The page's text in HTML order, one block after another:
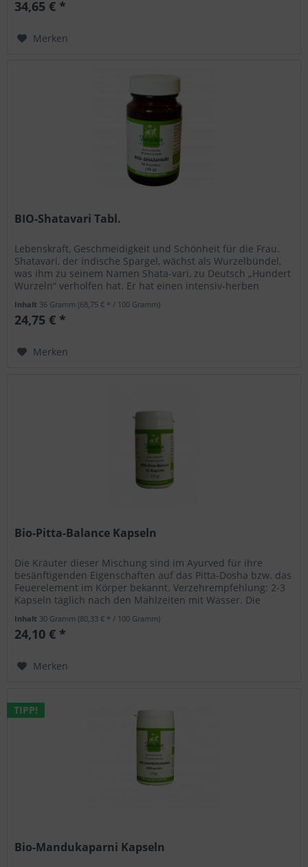
34,65 € *
Merken
BIO-Shatavari Tabl.
Lebenskraft, Geschmeidigkeit und Schönheit für die Frau.
Shatavari, der indische Spargel, wächst als Wurzelbündel,
was ihm zu seinem Namen Shata-vari, zu Deutsch „Hundert
Wurzeln“ verholfen hat. Er hat einen intensiv-herben
Inhalt 36 Gramm(68,75 € * / 100 Gramm)
24,75 € *
Merken
Bio-Pitta-Balance Kapseln
Die Kräuter dieser Mischung sind im Ayurved für ihre
besänftigenden Eigenschaften auf das Pitta-Dosha bzw. das
Feuerelement im Körper bekannt. Verzehrempfehlung: 2-3
Kapseln täglich nach den Mahlzeiten mit Wasser. Die
Inhalt 30 Gramm(80,33 € * / 100 Gramm)
24,10 € *
Merken
TIPP!
Bio-Mandukaparni Kapseln